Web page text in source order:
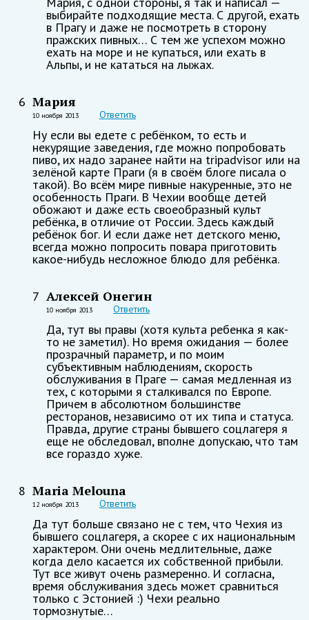
выбирайте подходящие места. С другой, ехать
в Прагу и даже не посмотреть в сторону
пражских пивных… С тем же успехом можно
ехать на море и не купаться, или ехать в
Альпы, и не кататься на лыжах.
6 Мария
10 ноября 2013 Ответить
Ну если вы едете с ребёнком, то есть и
некурящие заведения, где можно попробовать
пиво, их надо заранее найти на tripadvisor или на
зелёной карте Праги (я в своём блоге писала о
такой). Во всём мире пивные накуренные, это не
особенность Праги. В Чехии вообще детей
обожают и даже есть своеобразный культ
ребёнка, в отличие от России. Здесь каждый
ребёнок бог. И если даже нет детского меню,
всегда можно попросить повара приготовить
какое-нибудь несложное блюдо для ребёнка.
7 Алексей Онегин
10 ноября 2013 Ответить
Да, тут вы правы (хотя культа ребенка я как-
то не заметил). Но время ожидания — более
прозрачный параметр, и по моим
субъективным наблюдениям, скорость
обслуживания в Праге — самая медленная из
тех, с которыми я сталкивался по Европе.
Причем в абсолютном большинстве
ресторанов, независимо от их типа и статуса.
Правда, другие страны бывшего соцлагеря я
еще не обследовал, вполне допускаю, что там
все гораздо хуже.
8 Maria Melouna
12 ноября 2013 Ответить
Да тут больше связано не с тем, что Чехия из
бывшего соцлагеря, а скорее с их национальным
характером. Они очень медлительные, даже
когда дело касается их собственной прибыли.
Тут все живут очень размеренно. И согласна,
время обслуживания здесь может сравниться
только с Эстонией :) Чехи реально
тормознутые…